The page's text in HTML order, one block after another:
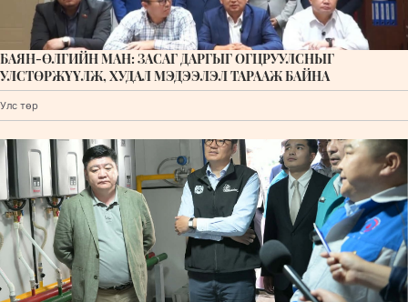
БАЯН-ӨЛГИЙН МАН: ЗАСАГ ДАРГЫГ ОГЦРУУЛСНЫГ
УЛСТӨРЖҮҮЛЖ, ХУДАЛ МЭДЭЭЛЭЛ ТАРААЖ БАЙНА
Улс төр